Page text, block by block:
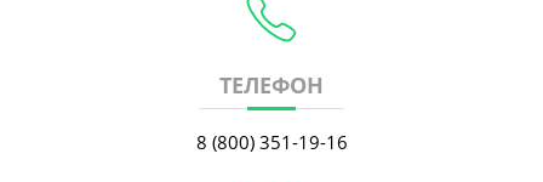
ТЕЛЕФОН
8 (800) 351-19-16